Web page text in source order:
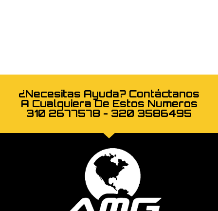
¿Necesitas Ayuda? Contáctanos
A Cualquiera De Estos Numeros
310 2677578 - 320 3586495